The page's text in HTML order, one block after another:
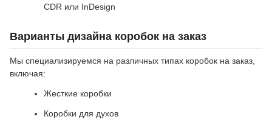
CDR или InDesign
Варианты дизайна коробок на заказ
Мы специализируемся на различных типах коробок на заказ,
включая:
Жесткие коробки
Коробки для духов